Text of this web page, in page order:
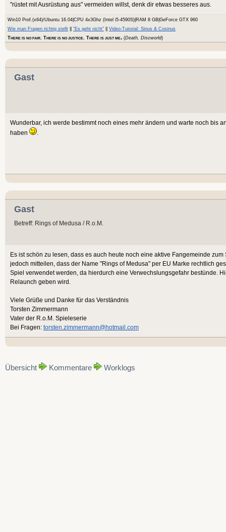
"rüstet mit Ausrüstung aus" vermeiden willst, denk dir etwas besseres aus.
Win10 Prof.(x64)/Ubuntu 16.04|CPU 4x3Ghz (Intel i5-4590S)|RAM 8 GB|GeForce GTX 960
Wie man Fragen richtig stellt
"Es geht nicht"
Video-Tutorial: Sinus & Cosinus
THERE IS NO FAIR . THERE IS NO JUSTICE . THERE IS JUST ME (Death, Discworld)
Gast
Wunderbar, ich werde bestimmt noch eines mehr ändern und warte noch bis
haben
Gast
Betreff: Rings of Medusa / R.o.M.
Es ist schön zu lesen, dass es auch heute noch eine aktive Fangemeinde
jedoch mitteilen, dass der Name "Rings of Medusa" per EU Marke rechtlich
Spiel verwendet werden, da hierdurch eine Verwechslungsgefahr bestünde.
Relaunch geben wird.
Viele Grüße und Danke für das Verständnis
Torsten Zimmermann
Vater der R.o.M. Spieleserie
Bei Fragen: torsten.zimmermann@hotmail.com
Übersicht Kommentare Worklogs